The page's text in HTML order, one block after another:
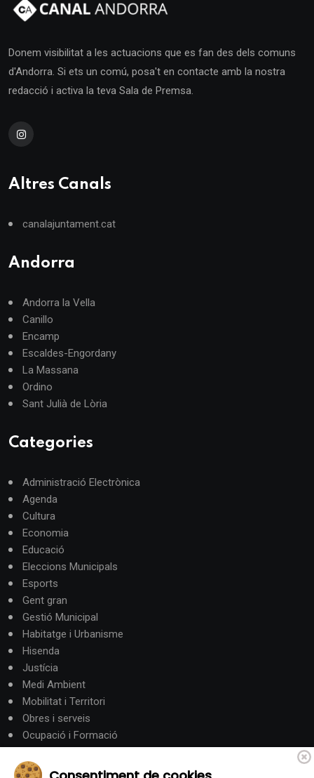
Donem visibilitat a les actuacions que es fan des dels comuns
d'Andorra. Si ets un comú, posa't en contacte amb la nostra
redacció i activa la teva Sala de Premsa.
Altres Canals
canalajuntament.cat
Andorra
Andorra la Vella
Canillo
Encamp
Escaldes-Engordany
La Massana
Ordino
Sant Julià de Lòria
Categories
Administració Electrònica
Agenda
Cultura
Economia
Educació
Eleccions Municipals
Esports
Gent gran
Gestió Municipal
Habitatge i Urbanisme
Hisenda
Justícia
Medi Ambient
Mobilitat i Territori
Obres i serveis
Ocupació i Formació
Política